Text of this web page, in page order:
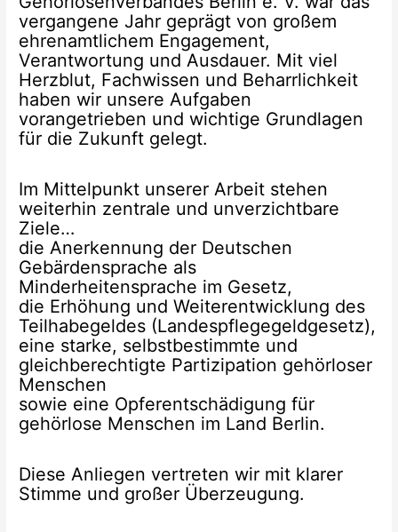
vergangene Jahr geprägt von großem
ehrenamtlichem Engagement,
Verantwortung und Ausdauer. Mit viel
Herzblut, Fachwissen und Beharrlichkeit
haben wir unsere Aufgaben
vorangetrieben und wichtige Grundlagen
für die Zukunft gelegt.
Im Mittelpunkt unserer Arbeit stehen
weiterhin zentrale und unverzichtbare
Ziele…
die Anerkennung der Deutschen
Gebärdensprache als
Minderheitensprache im Gesetz,
die Erhöhung und Weiterentwicklung des
Teilhabegeldes (Landespflegegeldgesetz),
eine starke, selbstbestimmte und
gleichberechtigte Partizipation gehörloser
Menschen
sowie eine Opferentschädigung für
gehörlose Menschen im Land Berlin.
Diese Anliegen vertreten wir mit klarer
Stimme und großer Überzeugung.